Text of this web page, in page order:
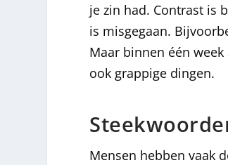
je zin had. Contrast is
is misgegaan.
Maar binnen één
ook grappige dingen.
Mensen hebben vaak